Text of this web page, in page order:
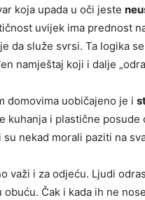
koja upada u oči jeste
uvijek ima prednost
da služe svrsi. Ta logika
namještaj koji i dalje
domovima uobičajeno je i
kuhanja i plastične
su nekad morali paziti na
važi i za odjeću. Ljudi
obuću. Čak i kada ih ne